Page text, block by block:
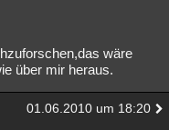
wäre
über mir heraus.
01.06.2010 um 18:20